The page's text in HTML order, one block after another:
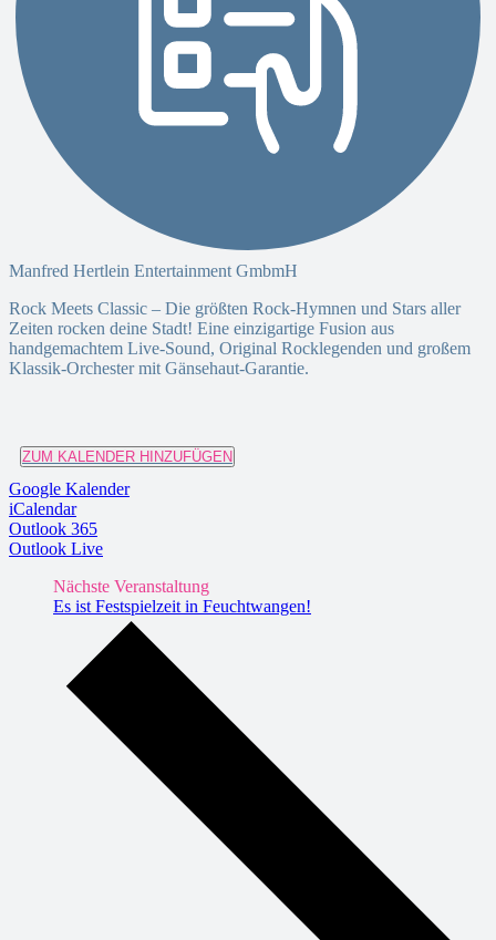
Manfred Hertlein Entertainment GmbmH
Rock Meets Classic – Die größten Rock-Hymnen und Stars aller
Zeiten rocken deine Stadt! Eine einzigartige Fusion aus
handgemachtem Live-Sound, Original Rocklegenden und großem
Klassik-Orchester mit Gänsehaut-Garantie.
ZUM KALENDER HINZUFÜGEN
Google Kalender
iCalendar
Outlook 365
Outlook Live
Nächste Veranstaltung
Es ist Festspielzeit in Feuchtwangen!